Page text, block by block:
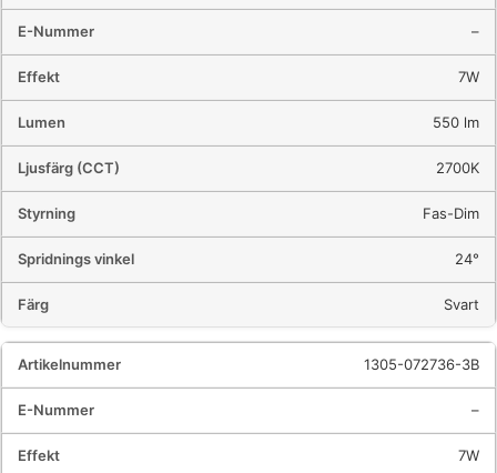
–
7W
550 lm
2700K
Fas-Dim
24°
Svart
1305-072736-3B
–
7W